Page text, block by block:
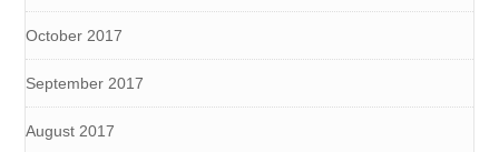
October 2017
September 2017
August 2017